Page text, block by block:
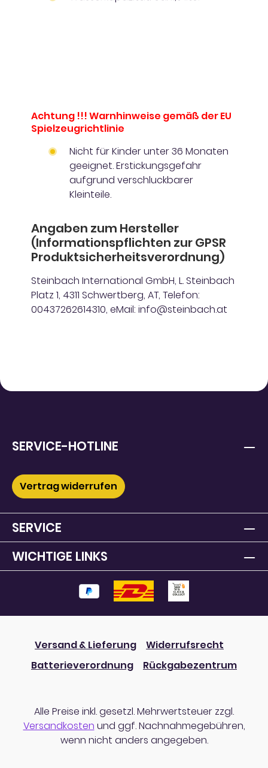
Achtung !!! Warnhinweise gemäß der EU
Spielzeugrichtlinie
Nicht für Kinder unter 36 Monaten
geeignet. Erstickungsgefahr
aufgrund verschluckbarer
Kleinteile.
Angaben zum Hersteller
(Informationspflichten zur GPSR
Produktsicherheitsverordnung)
Steinbach International GmbH, L. Steinbach
Platz 1, 4311 Schwertberg, AT, Telefon:
00437262614310, eMail: info@steinbach.at
SERVICE-HOTLINE
Vertrag widerrufen
SERVICE
WICHTIGE LINKS
Versand & Lieferung
Widerrufsrecht
Batterieverordnung
Rückgabezentrum
Alle Preise inkl. gesetzl. Mehrwertsteuer zzgl.
Versandkosten und ggf. Nachnahmegebühren,
wenn nicht anders angegeben.